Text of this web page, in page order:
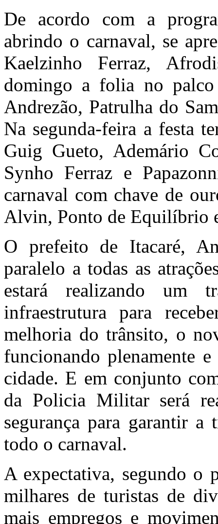
De acordo com a
abrindo o carnaval, se
Kaelzinho Ferraz,
domingo a folia no palco
Andrezão, Patrulha do
Na segunda-feira a festa
Guig Gueto, Ademário
Synho Ferraz e
carnaval com chave de
Alvin, Ponto de Equilíbrio
O prefeito de Itacaré,
paralelo a todas as
estará realizando um
infraestrutura para
melhoria do trânsito, o
funcionando plenamente
cidade. E em conjunto
da Policia Militar será
segurança para garantir
todo o carnaval.
A expectativa, segundo o
milhares de turistas de
mais empregos e